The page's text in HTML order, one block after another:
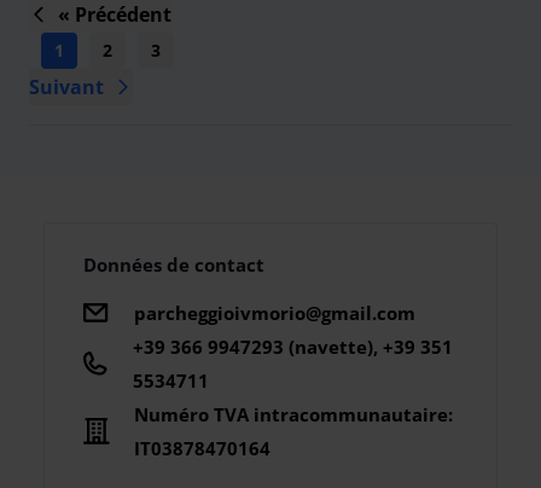
« Précédent
1 2 3
Suivant
Données de contact
parcheggioivmorio@gmail.com
+39 366 9947293 (navette), +39 351
5534711
Numéro TVA intracommunautaire:
IT03878470164